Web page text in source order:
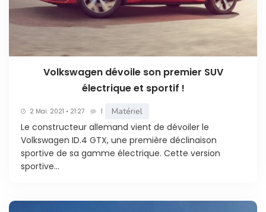
Volkswagen dévoile son premier SUV
électrique et sportif !
2 Mai. 2021 • 21:27 1 Matériel
Le constructeur allemand vient de dévoiler le
Volkswagen ID.4 GTX, une première déclinaison
sportive de sa gamme électrique. Cette version
sportive...